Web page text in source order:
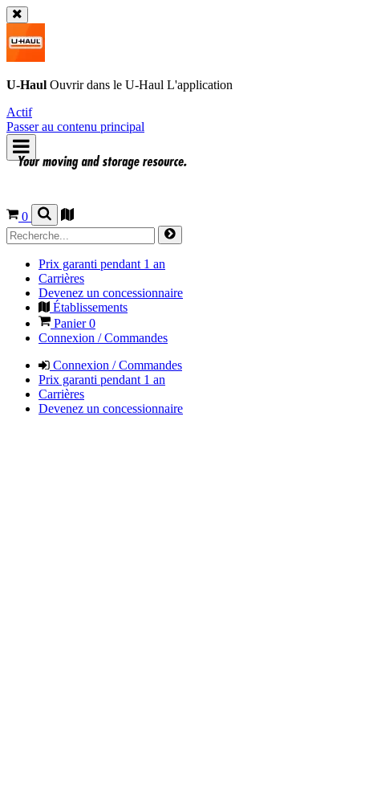
U-Haul Ouvrir dans le U-Haul L'application
Actif
Passer au contenu principal
0
Prix garanti pendant 1 an
Carrières
Devenez un concessionnaire
Établissements
Panier0
Connexion / Commandes
Connexion / Commandes
Prix garanti pendant 1 an
Carrières
Devenez un concessionnaire